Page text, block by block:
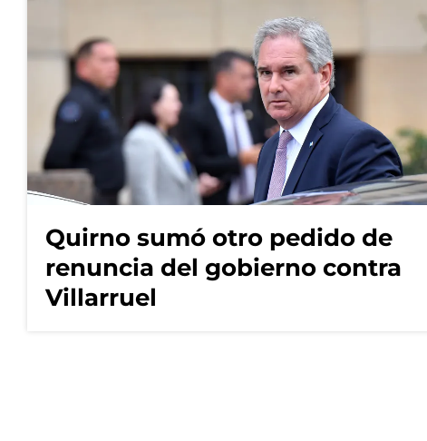
Quirno sumó otro pedido de
renuncia del gobierno contra
Villarruel